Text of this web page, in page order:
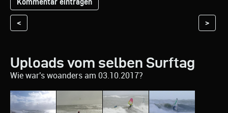
< >
Uploads vom selben Surftag
Wie war's woanders am 03.10.2017?